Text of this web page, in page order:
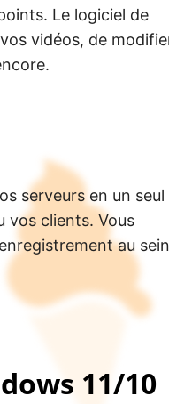
Le logiciel de
vidéos, de
serveurs en un seul
vos clients. Vous
au sein
11/10